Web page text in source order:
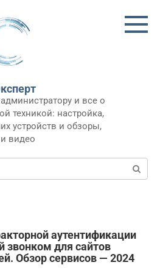
и все о
техникой: настройка,
устройств и обзоры,
видео
аутентификации
звонком для сайтов
Обзор сервисов — 2024